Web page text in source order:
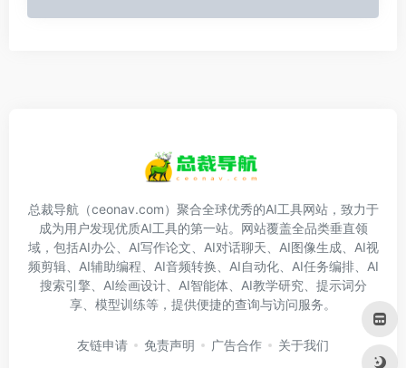
总裁导航（ceonav.com）聚合全球优秀的AI工具网站，致力于
成为用户发现优质AI工具的第一站。网站覆盖全品类垂直领
域，包括AI办公、AI写作论文、AI对话聊天、AI图像生成、AI视
频剪辑、AI辅助编程、AI音频转换、AI自动化、AI任务编排、AI
搜索引擎、AI绘画设计、AI智能体、AI教学研究、提示词分
享、模型训练等，提供便捷的查询与访问服务。
友链申请 免责声明 广告合作 关于我们